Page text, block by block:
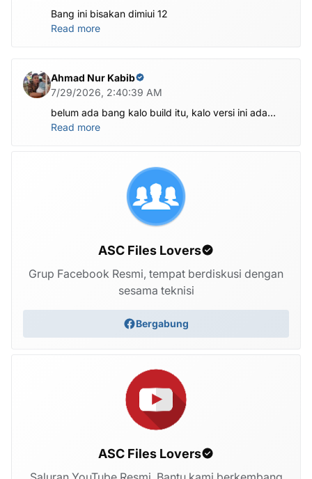
Bang ini bisakan dimiui 12
Read more
Ahmad Nur Kabib
7/29/2026, 2:40:39 AM
belum ada bang kalo build itu, kalo versi ini ada
X1201-M1201ABCDEFGHI-V-OP-260625V1482
Read more
ASC Files Lovers
Grup Facebook Resmi, tempat berdiskusi dengan
sesama teknisi
Bergabung
ASC Files Lovers